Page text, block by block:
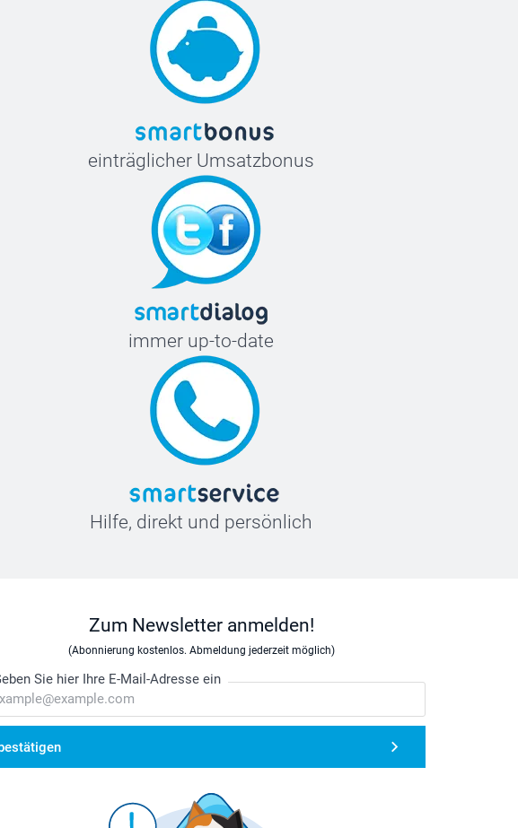
einträglicher Umsatzbonus
immer up-to-date
Hilfe, direkt und persönlich
Zum Newsletter anmelden!
(Abonnierung kostenlos. Abmeldung jederzeit möglich)
Sie hier Ihre E-Mail-Adresse ein